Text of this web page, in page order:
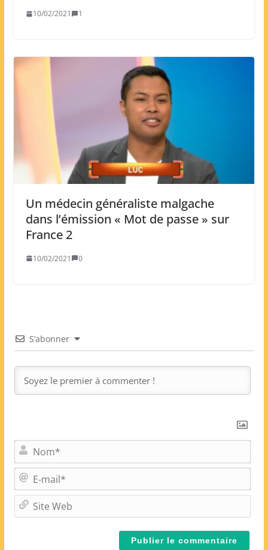
10/02/2021 1
Un médecin généraliste malgache
dans l’émission « Mot de passe » sur
France 2
10/02/2021 0
S’abonner
o
m
*
E
-
m
i